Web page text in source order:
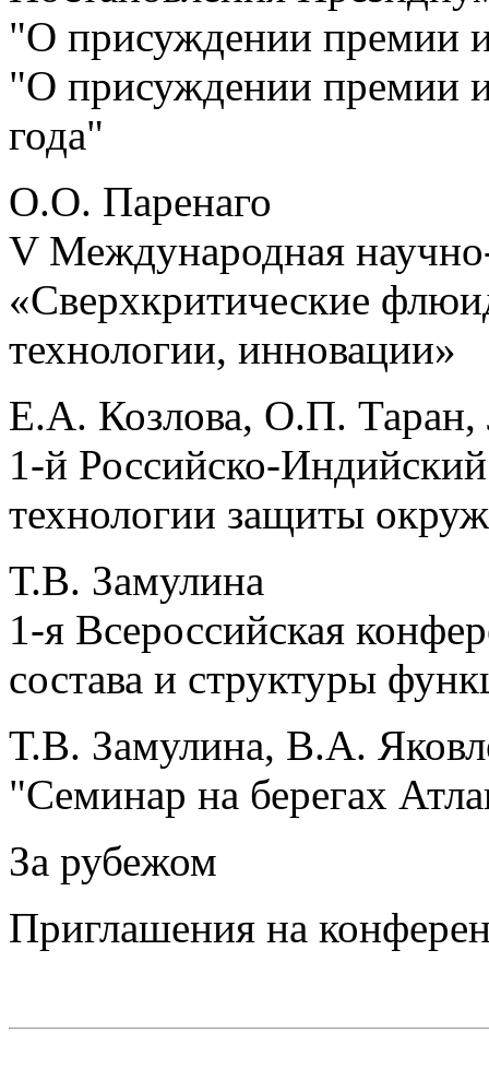
"О присуждении премии
"О присуждении премии
года"
О.О. Паренаго
V Международная
«Сверхкритические
технологии, инновации»
Е.А. Козлова, О.П. Таран,
1-й Российско-
технологии защиты
Т.В. Замулина
1-я Всероссийская
состава и структуры
Т.В. Замулина, В.А.
"Семинар на берегах
За рубежом
Приглашения на